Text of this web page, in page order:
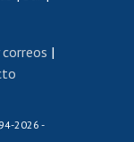
títulos
Estudiantil
|
2026 -